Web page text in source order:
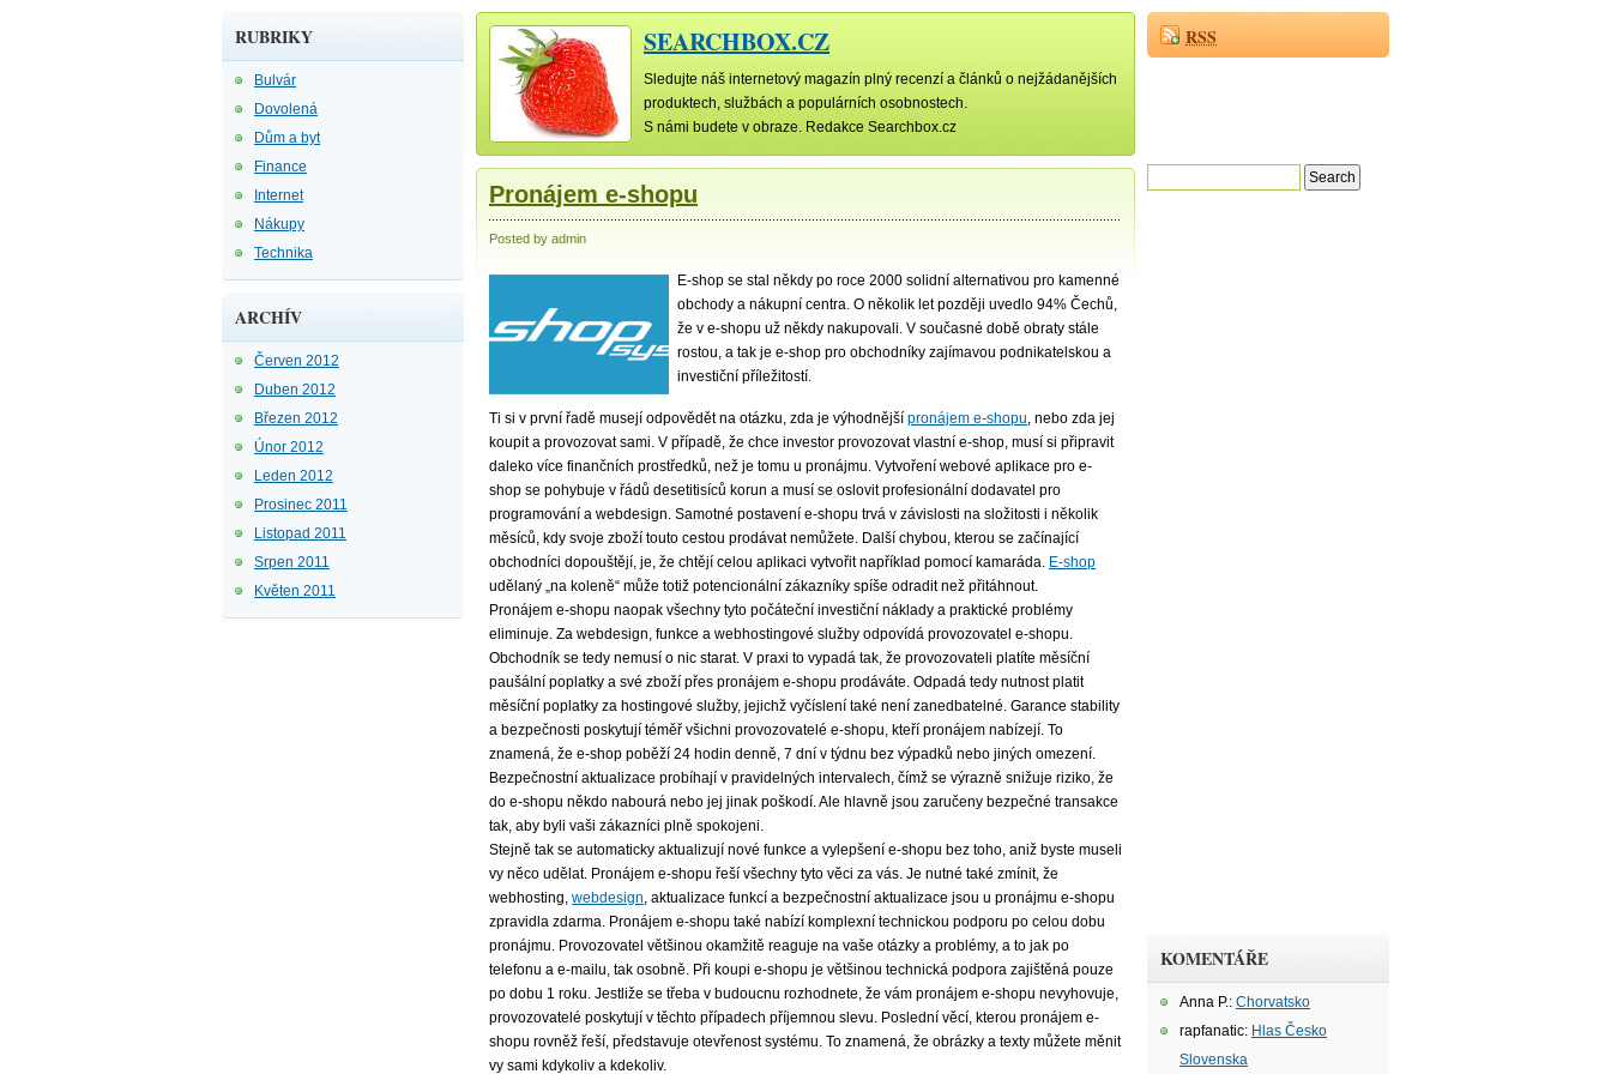
RUBRIKY
Bulvár
Dovolená
Dům a byt
Finance
Internet
Nákupy
Technika
ARCHÍV
Červen 2012
Duben 2012
Březen 2012
Únor 2012
Leden 2012
Prosinec 2011
Listopad 2011
Srpen 2011
Květen 2011
SEARCHBOX.CZ
Sledujte náš internetový magazín plný recenzí a článků o nejžádanějších
produktech, službách a populárních osobnostech.
S námi budete v obraze. Redakce Searchbox.cz
Pronájem e-shopu
Posted by admin
E-shop se stal někdy po roce 2000 solidní alternativou pro kamenné
obchody a nákupní centra. O několik let později uvedlo 94% Čechů,
že v e-shopu už někdy nakupovali. V současné době obraty stále
rostou, a tak je e-shop pro obchodníky zajímavou podnikatelskou a
investiční příležitostí.
Ti si v první řadě musejí odpovědět na otázku, zda je výhodnější pronájem e-shopu, nebo zda jej
koupit a provozovat sami. V případě, že chce investor provozovat vlastní e-shop, musí si připravit
daleko více finančních prostředků, než je tomu u pronájmu. Vytvoření webové aplikace pro e-
shop se pohybuje v řádů desetitisíců korun a musí se oslovit profesionální dodavatel pro
programování a webdesign. Samotné postavení e-shopu trvá v závislosti na složitosti i několik
měsíců, kdy svoje zboží touto cestou prodávat nemůžete. Další chybou, kterou se začínající
obchodníci dopouštějí, je, že chtějí celou aplikaci vytvořit například pomocí kamaráda. E-shop
udělaný „na koleně“ může totiž potencionální zákazníky spíše odradit než přitáhnout.
Pronájem e-shopu naopak všechny tyto počáteční investiční náklady a praktické problémy
eliminuje. Za webdesign, funkce a webhostingové služby odpovídá provozovatel e-shopu.
Obchodník se tedy nemusí o nic starat. V praxi to vypadá tak, že provozovateli platíte měsíční
paušální poplatky a své zboží přes pronájem e-shopu prodáváte. Odpadá tedy nutnost platit
měsíční poplatky za hostingové služby, jejichž vyčíslení také není zanedbatelné. Garance stability
a bezpečnosti poskytují téměř všichni provozovatelé e-shopu, kteří pronájem nabízejí. To
znamená, že e-shop poběží 24 hodin denně, 7 dní v týdnu bez výpadků nebo jiných omezení.
Bezpečnostní aktualizace probíhají v pravidelných intervalech, čímž se výrazně snižuje riziko, že
do e-shopu někdo nabourá nebo jej jinak poškodí. Ale hlavně jsou zaručeny bezpečné transakce
tak, aby byli vaši zákazníci plně spokojeni.
Stejně tak se automaticky aktualizují nové funkce a vylepšení e-shopu bez toho, aniž byste museli
vy něco udělat. Pronájem e-shopu řeší všechny tyto věci za vás. Je nutné také zmínit, že
webhosting, webdesign, aktualizace funkcí a bezpečnostní aktualizace jsou u pronájmu e-shopu
zpravidla zdarma. Pronájem e-shopu také nabízí komplexní technickou podporu po celou dobu
pronájmu. Provozovatel většinou okamžitě reaguje na vaše otázky a problémy, a to jak po
telefonu a e-mailu, tak osobně. Při koupi e-shopu je většinou technická podpora zajištěná pouze
po dobu 1 roku. Jestliže se třeba v budoucnu rozhodnete, že vám pronájem e-shopu nevyhovuje,
provozovatelé poskytují v těchto případech příjemnou slevu. Poslední věcí, kterou pronájem e-
shopu rovněž řeší, představuje otevřenost systému. To znamená, že obrázky a texty můžete měnit
vy sami kdykoliv a kdekoliv.
RSS
KOMENTÁŘE
Anna P.: Chorvatsko
rapfanatic: Hlas Česko
Slovenska